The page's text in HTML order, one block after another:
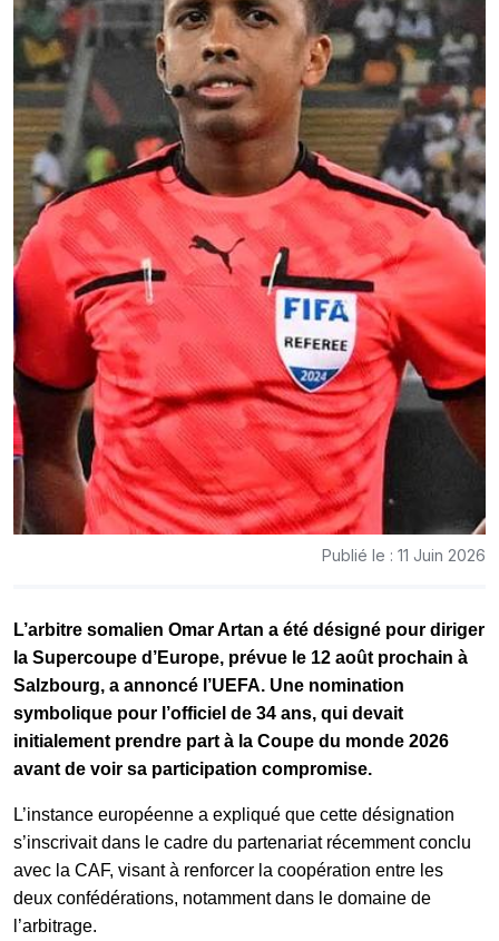
Publié le : 11 Juin 2026
L’arbitre somalien Omar Artan a été désigné pour diriger
la Supercoupe d’Europe, prévue le 12 août prochain à
Salzbourg, a annoncé l’UEFA. Une nomination
symbolique pour l’officiel de 34 ans, qui devait
initialement prendre part à la Coupe du monde 2026
avant de voir sa participation compromise.
L’instance européenne a expliqué que cette désignation
s’inscrivait dans le cadre du partenariat récemment conclu
avec la CAF, visant à renforcer la coopération entre les
deux confédérations, notamment dans le domaine de
l’arbitrage.